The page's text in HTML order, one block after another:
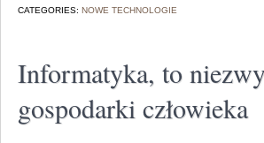
CATEGORIES: NOWE TECHNOLOGIE
Informatyka, to
gospodarki człowieka